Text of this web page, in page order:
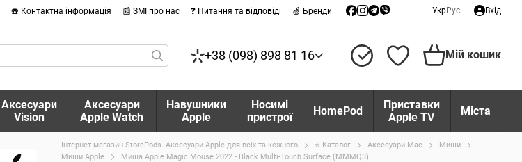
☎️ Контактна інформація 📰 ЗМІ про нас ❓ Питання та відповіді 🍏 Бренди УкрРус Вхід
+38 (098) 898 81 16 Мій кошик
Аксесуари
Vision
Аксесуари
Apple Watch
Навушники
Apple
Носимі
пристрої
HomePod
Приставки
Apple TV
Міста
Інтернет-магазин StorePods. Аксесуари Apple для всіх та кожного ⭐ Каталог Аксесуари Mac
Миши
Миши Apple
Миша Apple Magic Mouse 2022 - Black Multi-Touch Surface (MMMQ3)